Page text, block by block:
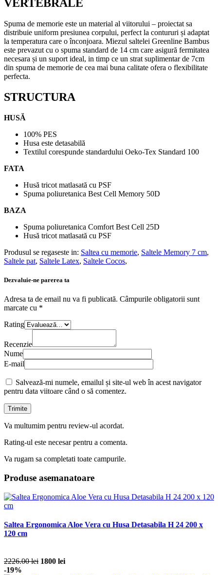
VERTEBRALE
Spuma de memorie este un material al viitorului – proiectat sa
distribuie uniform presiunea corpului, perfect la contururi și adaptat
la temperatura care o înconjoara. Miezul saltelei Greenline Bambus
este prevazut cu o spuma standard de 14 cm care asigură fermitatea
necesara și un suport ideal, in timp ce un strat suplimentar de 7cm
din spuma de memorie de cea mai buna calitate ofera o flexibilitate
perfecta.
STRUCTURA
HUSĂ
100% PES
Husa este detasabilă
Textilul corespunde standardului Oeko-Tex Standard 100
FATA
Husă tricot matlasată cu PSF
Spuma poliuretanica Best Cell Memory 50D
BAZA
Spuma poliuretanica Comfort Best Cell 25D
Husă tricot matlasată cu PSF
Produsul se regaseste in: Saltea cu memorie, Saltele Memory 7 cm,
Saltele pat, Saltele Latex, Saltele Cocos,
Dezvaluie-ne parerea ta
Adresa ta de email nu va fi publicată. Câmpurile obligatorii sunt
marcate cu *
Rating
Recenzie
Nume
E-mail
Salvează-mi numele, emailul și site-ul web în acest navigator
pentru data viitoare când o să comentez.
Va multumim pentru review-ul acordat.
Rating-ul este necesar pentru a comenta.
Va rugam sa completati toate campurile.
Produse asemanatoare
Saltea Ergonomica Aloe Vera cu Husa Detasabila H 24 200 x
120 cm
2226.00 lei 1800 lei
-19%